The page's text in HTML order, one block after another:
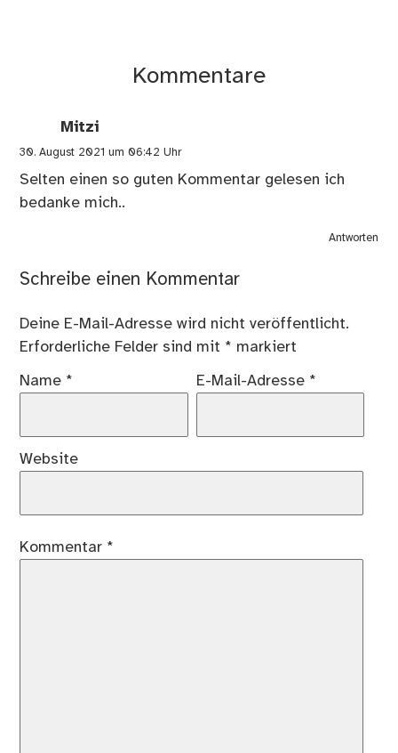
Kommentare
Mitzi
30. August 2021 um 06:42 Uhr
Selten einen so guten Kommentar gelesen ich
bedanke mich..
Antworten
Schreibe einen Kommentar
Deine E-Mail-Adresse wird nicht veröffentlicht.
Erforderliche Felder sind mit * markiert
Name * E-Mail-Adresse *
Website
Kommentar *